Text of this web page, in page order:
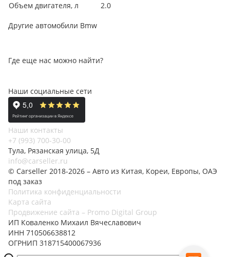
Объем двигателя, л
2.0
Другие автомобили Bmw
Где еще нас можно найти?
Наши социальные сети
Наши контакты
+7 (993) 700-30-00
Тула, Рязанская улица, 5Д
info@carseller.ru
© Carseller 2018-2026 – Авто из Китая, Кореи, Европы, ОАЭ
под заказ
Политика конфиденциальности
Карта сайта
Продвижение сайта – Promo Digital Group
ИП Коваленко Михаил Вячеславович
ИНН 710506638812
ОГРНИП 318715400067936